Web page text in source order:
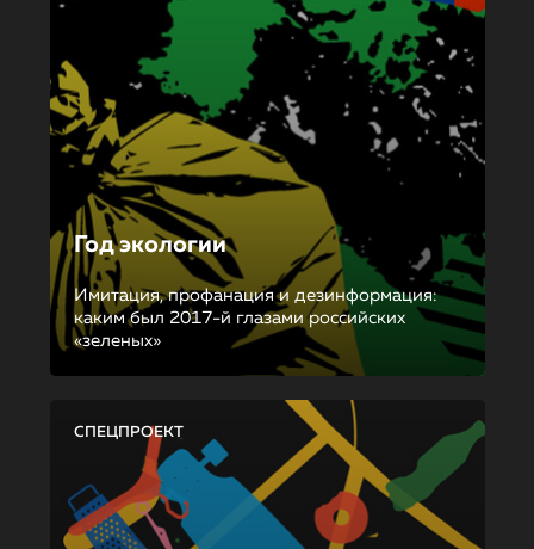
Год экологии
Имитация, профанация и дезинформация:
каким был 2017-й глазами российских
«зеленых»
СПЕЦПРОЕКТ